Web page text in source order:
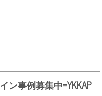
ン事例募集中=YKKAP